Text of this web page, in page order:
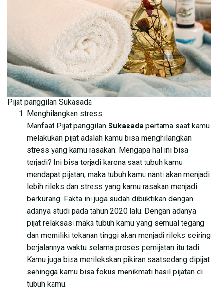
Pijat panggilan Sukasada
Menghilangkan stress
Manfaat Pijat panggilan Sukasada pertama saat kamu
melakukan pijat adalah kamu bisa menghilangkan
stress yang kamu rasakan. Mengapa hal ini bisa
terjadi? Ini bisa terjadi karena saat tubuh kamu
mendapat pijatan, maka tubuh kamu nanti akan menjadi
lebih rileks dan stress yang kamu rasakan menjadi
berkurang. Fakta ini juga sudah dibuktikan dengan
adanya studi pada tahun 2020 lalu. Dengan adanya
pijat relaksasi maka tubuh kamu yang semual tegang
dan memiliki tekanan tinggi akan menjadi rileks seiring
berjalannya waktu selama proses pemijatan itu tadi.
Kamu juga bisa merilekskan pikiran saatsedang dipijat
sehingga kamu bisa fokus menikmati hasil pijatan di
tubuh kamu.